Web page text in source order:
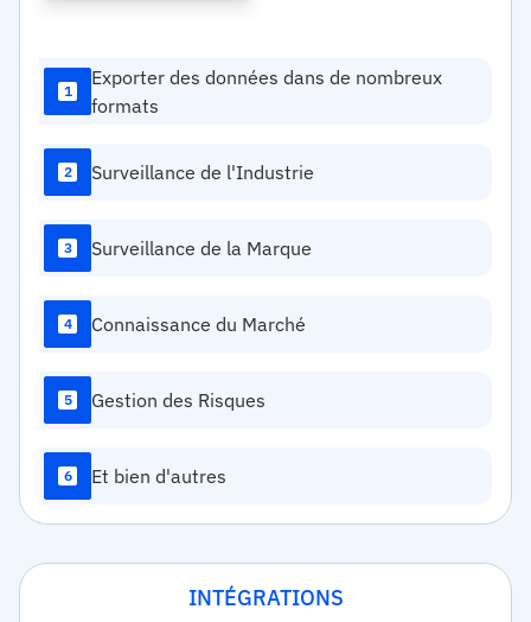
1
Exporter des données dans de nombreux
formats
2 Surveillance de l'Industrie
3 Surveillance de la Marque
4 Connaissance du Marché
5 Gestion des Risques
6 Et bien d'autres
INTÉGRATIONS